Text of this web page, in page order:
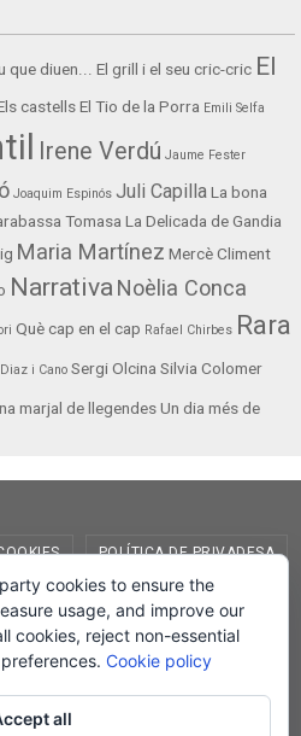
que diuen... El grill i el seu cric-cric El
castellsEl Tio de la Porra Emili Selfa
Irene Verdú Jaume Fester
Joaquim Espinós Juli CapillaLa bona
Tomasa La Delicada de Gandia
Maria Martínez Mercè Climent
NarrativaNoèlia Conca
Què cap en el cap Rafael Chirbes Rara
i Cano Sergi Olcina Silvia Colomer
marjal de llegendesUn dia més de
POLÍTICA DE PRIVADESA
Edicions, 2019
cookies to ensure the
usage, and improve our
cookies, reject non-essential
Cookie policy
all